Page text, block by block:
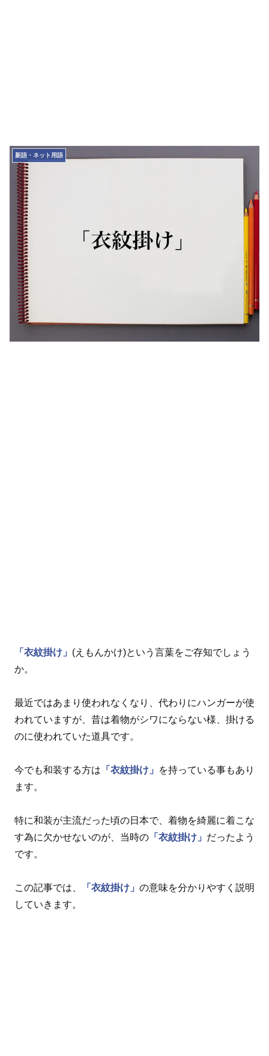
新語・ネット用語
「衣紋掛け」 (えもんかけ)という言葉をご存知でしょう
か。
最近ではあまり使われなくなり、代わりにハンガーが使
われていますが、昔は着物がシワにならない様、掛ける
のに使われていた道具です。
今でも和装する方は 「衣紋掛け」
を持っている事もあり
ます。
特に和装が主流だった頃の日本で、着物を綺麗に着こな
す為に欠かせないのが、当時の 「衣紋掛け」 だったよう
です。
この記事では、 「衣紋掛け」 の意味を分かりやすく説明
していきます。